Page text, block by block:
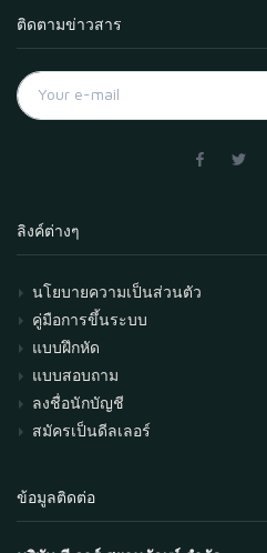
ติดตามข่าวสาร
ลิงค์ต่างๆ
นโยบายความเป็นส่วนตัว
คู่มือการขึ้นระบบ
แบบฝึกหัด
แบบสอบถาม
ลงชื่อนักบัญชี
สมัครเป็นดีลเลอร์
ข้อมูลติดต่อ